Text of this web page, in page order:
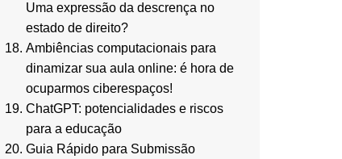
Uma expressão da descrença no
estado de direito?
Ambiências computacionais para
dinamizar sua aula online: é hora de
ocuparmos ciberespaços!
ChatGPT: potencialidades e riscos
para a educação
Guia Rápido para Submissão